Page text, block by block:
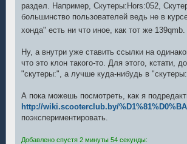
раздел. Например, Скутеры:Hors:052,
большинство пользователей ведь не в
хонда" есть ни что иное, как тот же 139qmb.
Ну, а внутри уже ставить ссылки на
что это клон такого-то. Для этого, кстати,
"скутеры:", а лучше куда-нибудь в
А пока можешь посмотреть, как я
http://wiki.scooterclub.by/
поэкспериментировать.
Добавлено спустя 2 минуты 54 секунды: